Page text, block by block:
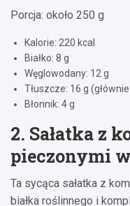
Porcja: około 250 g
Kalorie: 220 kcal
Białko: 8 g
Węglowodany: 12 g
Tłuszcze: 16 g
Błonnik: 4 g
2. Sałatka z
pieczonymi
Ta sycąca sałatka z
białka roślinnego i